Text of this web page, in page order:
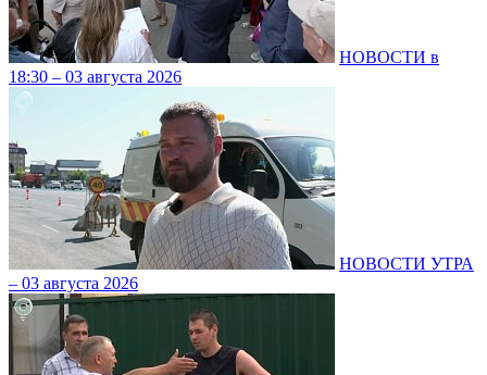
НОВОСТИ в
18:30 – 03 августа 2026
НОВОСТИ УТРА
– 03 августа 2026